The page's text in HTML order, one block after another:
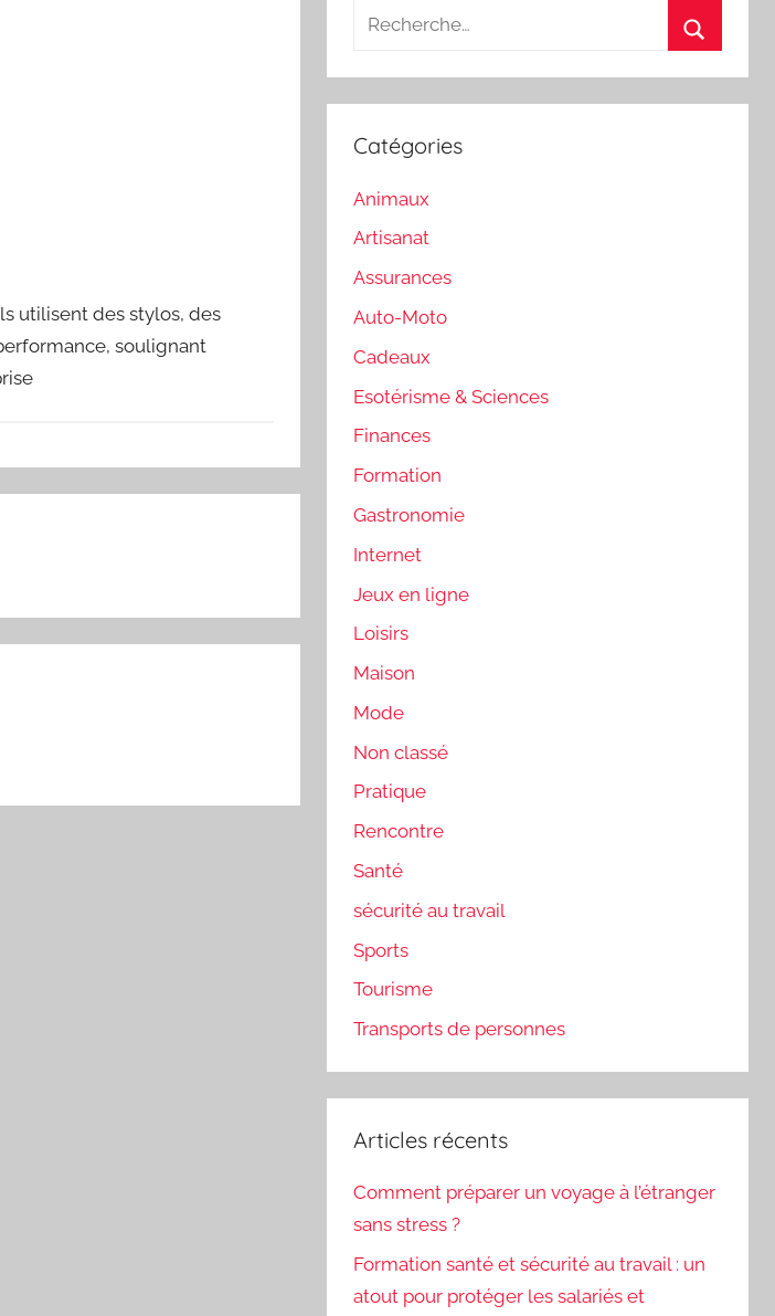
utilisent des stylos, des
soulignant
Recherche
:
Catégories
Animaux
Artisanat
Assurances
Auto-Moto
Cadeaux
Esotérisme & Sciences
Finances
Formation
Gastronomie
Internet
Jeux en ligne
Loisirs
Maison
Mode
Non classé
Pratique
Rencontre
Santé
sécurité au travail
Sports
Tourisme
Transports de personnes
Articles récents
Comment préparer un voyage à l’étranger
sans stress ?
Formation santé et sécurité au travail : un
atout pour protéger les salariés et